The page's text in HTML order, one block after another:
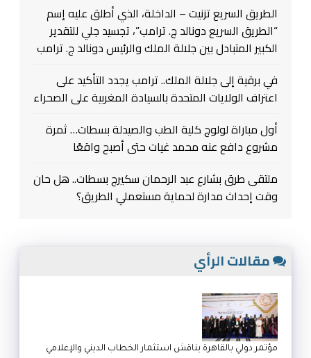
الطريق السريع تزنيت – الداخلة، الذي أطلق عليه إسم
“الطريق السريع دونالد ج. ترامب”، تجسيد جلي للتقدير
الكبير المتبادل بين جلالة الملك والرئيس دونالد ج. ترامب
في برقية إلى جلالة الملك.. ترامب يجدد التأكيد على
اعتراف الولايات المتحدة بالسيادة المغربية على الصحراء
أول مباراة لولوج كلية الطب والصيدلة بسطات… ثمرة
مشروع دافع عنه محمد غيات حتى أصبح واقعًا
ملتقى طرق بشارع عبد الرحمان سكيرج بسطات.. هل حان
وقت إحداث مدارة لحماية مستعملي الطريق؟
مقالات الرأي
مؤتمر دولي بالقاهرة يناقش استثمار الخطاب الديني والإعلامي